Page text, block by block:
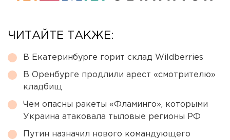
ЧИТАЙТЕ ТАКЖЕ:
В Екатеринбурге горит склад Wildberries
В Оренбурге продлили арест «смотрителю»
кладбищ
Чем опасны ракеты «Фламинго», которыми
Украина атаковала тыловые регионы РФ
Путин назначил нового командующего